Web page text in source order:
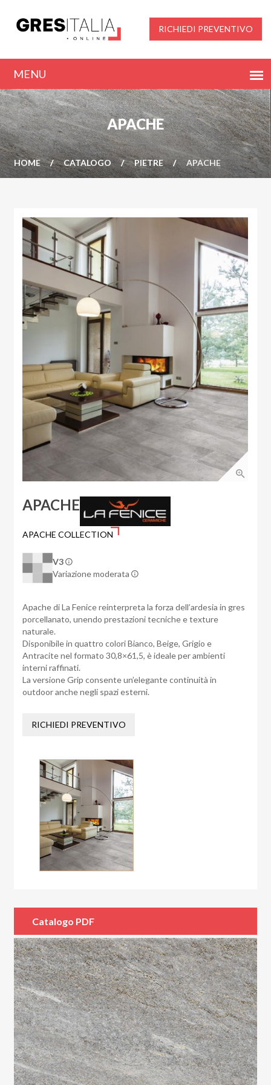
RICHIEDI PREVENTIVO
APACHE
HOME CATALOGO PIETRE APACHE
APACHE
APACHE COLLECTION
V3
Variazione moderata
Apache di La Fenice reinterpreta la forza dell’ardesia in gres
porcellanato, unendo prestazioni tecniche e texture
naturale.
Disponibile in quattro colori Bianco, Beige, Grigio e
Antracite nel formato 30,8×61,5, è ideale per ambienti
interni raffinati.
La versione Grip consente un’elegante continuità in
outdoor anche negli spazi esterni.
RICHIEDI PREVENTIVO
Catalogo PDF